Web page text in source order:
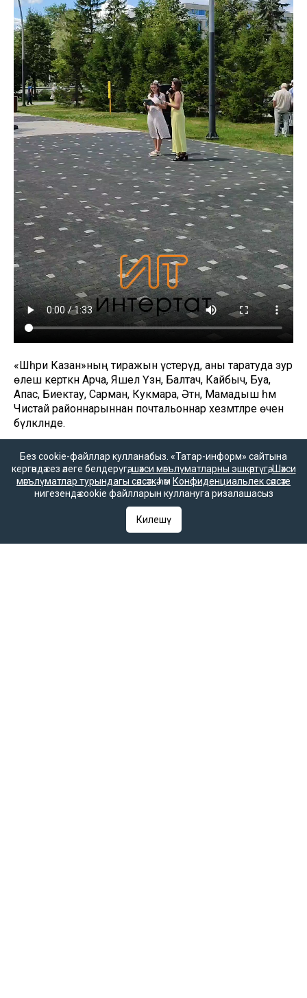
«Шәһри Казан»ның тиражын үстерүдә, аны таратуда зур
өлеш керткән Арча, Яшел Үзән, Балтач, Кайбыч, Буа,
Апас, Биектау, Сарман, Кукмара, Әтнә, Мамадыш һәм
Чистай районнарыннан почтальоннар хезмәтләре өчен
бүләкләнде.
Без cookie-файллар кулланабыз. «Татар-информ» сайтына
кергәндә сез әлеге белдерүгә,шәхси мәгълүматларны эшкәртүгә,Шәхси
мәгълүматлар турындагы сәясәткәһәм Конфиденциальлек сәясәте
нигезендә cookie файлларын куллануга ризалашасыз
Килешү